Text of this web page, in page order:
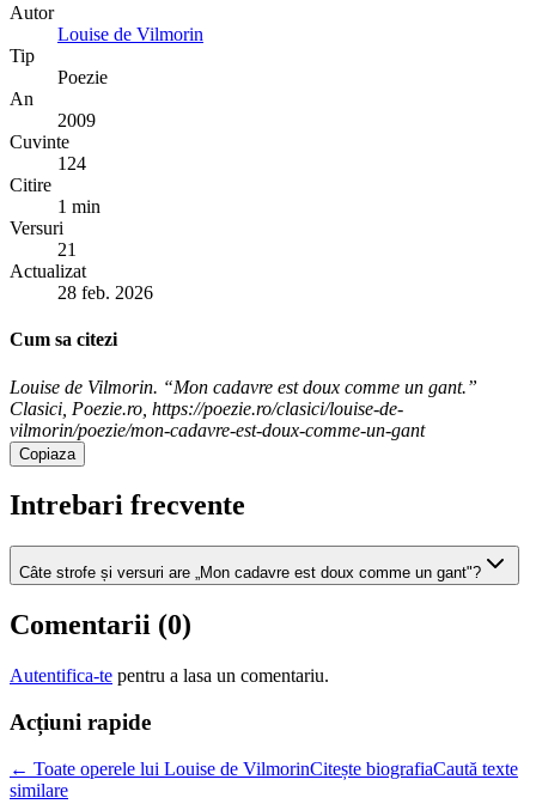
Autor
Louise de Vilmorin
Tip
Poezie
An
2009
Cuvinte
124
Citire
1 min
Versuri
21
Actualizat
28 feb. 2026
Cum sa citezi
Louise de Vilmorin. “Mon cadavre est doux comme un gant.”
Clasici, Poezie.ro, https://poezie.ro/clasici/louise-de-
vilmorin/poezie/mon-cadavre-est-doux-comme-un-gant
Copiaza
Intrebari frecvente
Câte strofe și versuri are „Mon cadavre est doux comme un gant"?
Comentarii (0)
Autentifica-te pentru a lasa un comentariu.
Acțiuni rapide
← Toate operele lui Louise de VilmorinCitește biografiaCaută texte
similare